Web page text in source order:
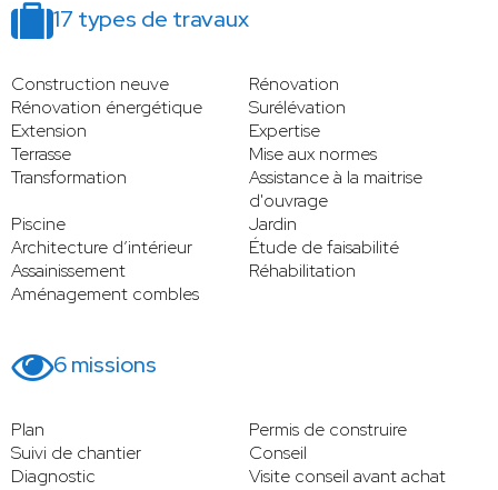
17 types de travaux
Construction neuve
Rénovation
Rénovation énergétique
Surélévation
Extension
Expertise
Terrasse
Mise aux normes
Transformation
Assistance à la maitrise
d'ouvrage
Piscine
Jardin
Architecture d’intérieur
Étude de faisabilité
Assainissement
Réhabilitation
Aménagement combles
6 missions
Plan
Permis de construire
Suivi de chantier
Conseil
Diagnostic
Visite conseil avant achat